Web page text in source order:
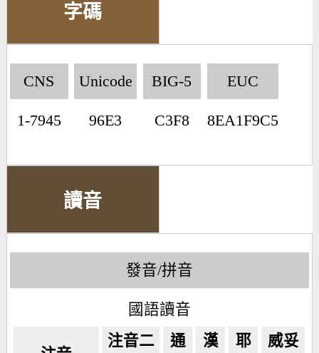
字碼
CNS
1-7945
Unicode
96E3
BIG-5
C3F8
EUC
8EA1F9C5
讀音
發音/拼音
國語讀音
注音二 通 漢 耶 威妥